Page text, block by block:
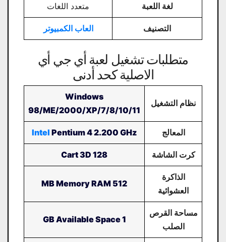
لغة اللعبة متعدد اللغات
التصنيف العاب الكمبيوتر
متطلبات تشغيل لعبة أي جي أي
الاصلية كحد أدنى
نظام التشغيل
Windows
98/ME/2000/XP/7/8/10/11
المعالج Intel Pentium 4 2.200 GHz
كرت الشاشة Cart 3D 128
الذاكرة
العشوائية
512 MB Memory RAM
مساحة القرص
الصلب
1 GB Available Space